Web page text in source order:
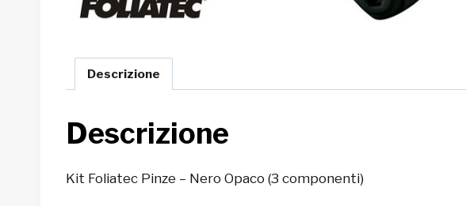
Descrizione
Descrizione
Kit Foliatec Pinze – Nero Opaco (3 componenti)